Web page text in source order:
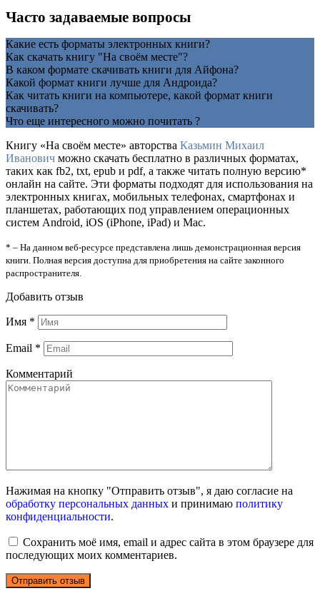
Часто задаваемые вопросы
Какие есть форматы электронных книги?
Как скачать книгу "На своём месте"?
В каком формате скачивать книги для Айфона?
Какой формат книги лучше для Андроида?
Как читать книги на компьютере, какой формат книги
скачивать?
Что еще интересного можно почитать ?
Книгу «На своём месте» авторства Казьмин Михаил
Иванович можно скачать бесплатно в различных форматах,
таких как fb2, txt, epub и pdf, а также читать полную версию*
онлайн на сайте. Эти форматы подходят для использования на
электронных книгах, мобильных телефонах, смартфонах и
планшетах, работающих под управлением операционных
систем Android, iOS (iPhone, iPad) и Mac.
* – На данном веб-ресурсе представлена лишь демонстрационная версия
книги. Полная версия доступна для приобретения на сайте законного
распространителя.
Добавить отзыв
Имя *
Email *
Комментарий
Нажимая на кнопку "Отправить отзыв", я даю согласие на
обработку персональных данных и принимаю политику
конфиденциальности.
Сохранить моё имя, email и адрес сайта в этом браузере для
последующих моих комментариев.